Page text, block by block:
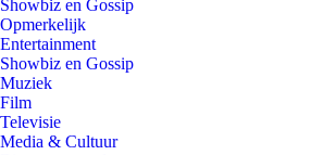
Showbiz en Gossip
Opmerkelijk
Entertainment
Showbiz en Gossip
Muziek
Film
Televisie
Media & Cultuur